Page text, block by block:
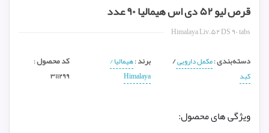
قرص لیو ۵۲ دی اس هیمالیا ۹۰ عدد
Himalaya Liv.‎۵۲ DS ۹۰ tabs
دسته‌بندی:مکمل دارویی/
کبد
برند:هیمالیا /
Himalaya
کد محصول:
۳۱۱۲۹۹
ویژگی های محصول: